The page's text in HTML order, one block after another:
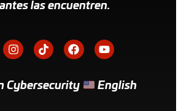
las encuentren.
Cybersecurity English